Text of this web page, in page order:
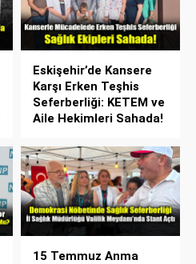
Eskişehir’de Kansere
Karşı Erken Teşhis
Seferberliği: KETEM ve
Aile Hekimleri Sahada!
15 Temmuz Anma